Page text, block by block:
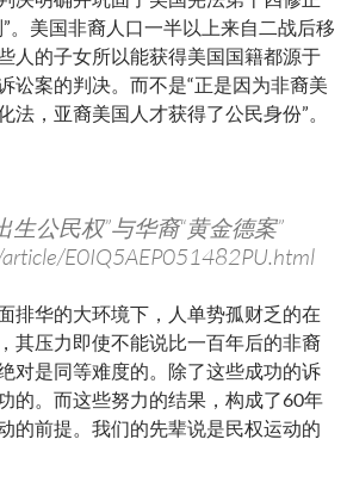
。美国非裔人口一半以上来自二战后移
人的子女所以能获得美国国籍都源于
讼案的判决。而不是“正是因为非裔美
法，亚裔美国人才获得了公民身份”。
生公民权”与华裔“黄金德案”
E0IQ5AEP051482PU.html
排华的大环境下，人单势孤财乏的在
其压力即使不能说比一百年后的非裔
对是同等难度的。除了这些成功的诉
的。而这些努力的结果，构成了60年
的前提。我们的先辈说是民权运动的